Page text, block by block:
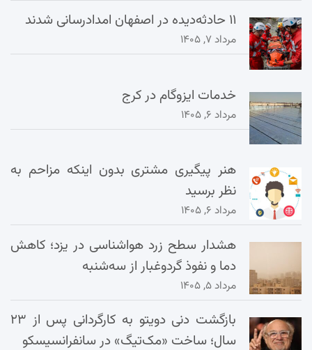
۱۱ حادثه‌دیده در اصفهان امدادرسانی شدند
مرداد ۷, ۱۴۰۵
خدمات ایزوگام در کرج
مرداد ۶, ۱۴۰۵
هنر پیگیری مشتری بدون اینکه مزاحم به
نظر برسید
مرداد ۶, ۱۴۰۵
هشدار سطح زرد هواشناسی در یزد؛ کاهش
دما و نفوذ گردوغبار از سه‌شنبه
مرداد ۵, ۱۴۰۵
بازگشت دنی دویتو به کارگردانی پس از ۲۳
سال؛ ساخت «مک‌تیگ» در سانفرانسیسکو